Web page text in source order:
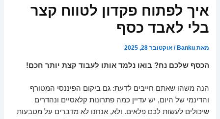
איך לפתוח פקדון לטווח קצר
בלי לאבד כסף
מאתBanku
/אוקטובר 28, 2025
הכסף שלכם נח? בואו נלמד אותו לעבוד קצת יותר חכם!
הנה משהו שאתם חייבים לדעת: גם ביקום הפיננסי המטורף
והדינמי של היום, יש עדיין כמה פתרונות קלאסיים ונהדרים
שיכולים לעשות לכם פלאים. ולא, אנחנו לא מדברים על מטבעות